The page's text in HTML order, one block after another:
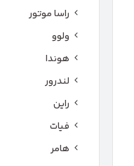
راسا موتور
ولوو
هوندا
لندرور
راین
فیات
هامر